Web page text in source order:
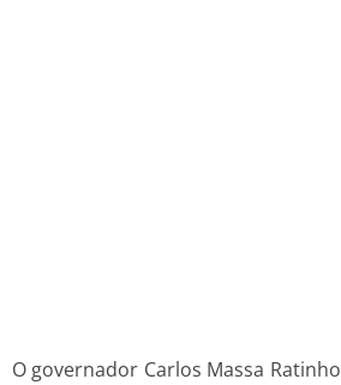
O governador Carlos Massa